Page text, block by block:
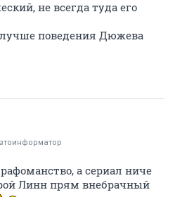
не всегда туда его
поведения Дюжева
а сериал ниче
Линн прям внебрачный